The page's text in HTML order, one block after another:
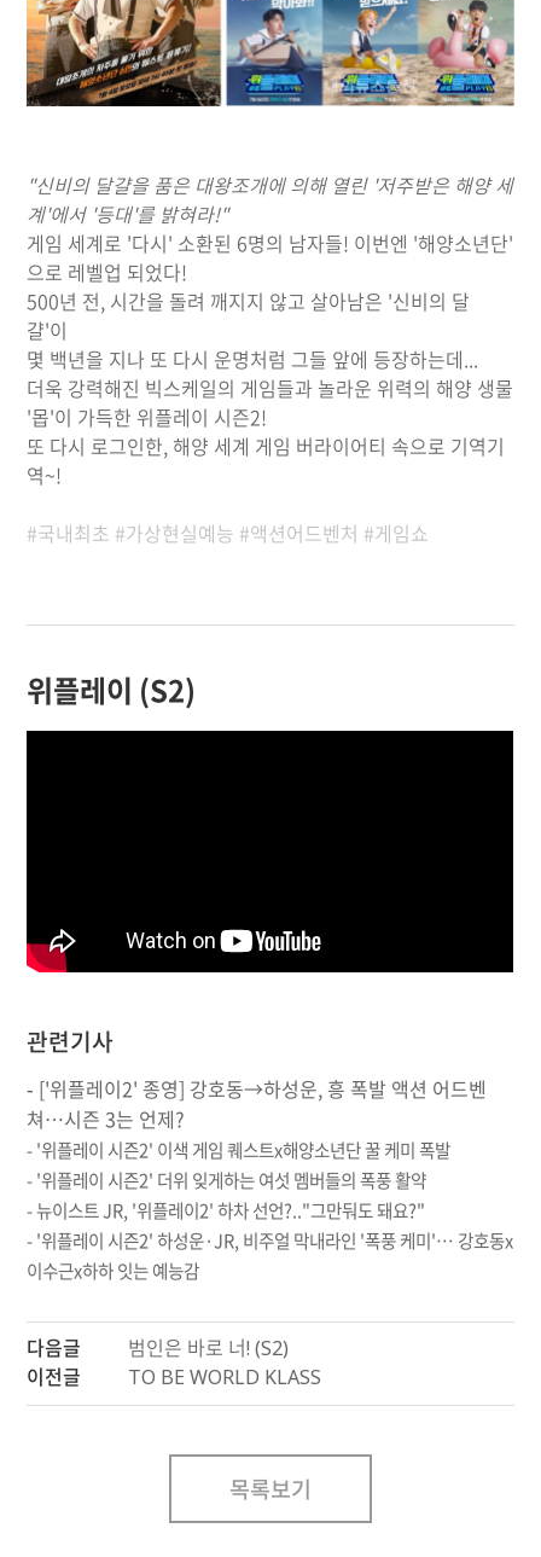
"신비의 달걀을 품은 대왕조개에 의해 열린 '저주받은 해양 세
계'에서 '등대'를 밝혀라!"
게임 세계로 '다시' 소환된 6명의 남자들! 이번엔 '해양소년단'
으로 레벨업 되었다!
500년 전, 시간을 돌려 깨지지 않고 살아남은 '신비의 달
걀'이
몇 백년을 지나 또 다시 운명처럼 그들 앞에 등장하는데...
더욱 강력해진 빅스케일의 게임들과 놀라운 위력의 해양 생물
'몹'이 가득한 위플레이 시즌2!
또 다시 로그인한, 해양 세계 게임 버라이어티 속으로 기역기
역~!
#국내최초 #가상현실예능 #액션어드벤처 #게임쇼
위플레이 (S2)
관련기사
- ['위플레이2' 종영] 강호동→하성운, 흥 폭발 액션 어드벤
쳐…시즌 3는 언제?
-'위플레이 시즌2' 이색 게임 퀘스트x해양소년단 꿀 케미 폭발
-'위플레이 시즌2' 더위 잊게하는 여섯 멤버들의 폭풍 활약
-뉴이스트 JR, '위플레이2' 하차 선언?.."그만둬도 돼요?"
-'위플레이 시즌2' 하성운·JR, 비주얼 막내라인 '폭풍 케미'… 강호동x
이수근x하하 잇는 예능감
다음글
범인은 바로 너! (S2)
이전글
TO BE WORLD KLASS
목록보기